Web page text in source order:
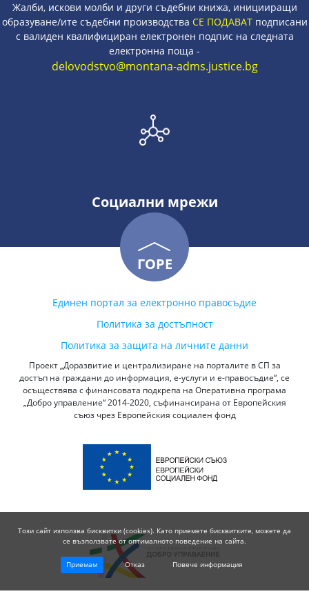
Жалби, искови молби и други съдебни книжа, иницииращи
образуване/ите съдебни производства СЕ ПОДАВАТподписани
с валиден квалифициран електронен подпис на следната
електронна поща -
delovodstvo@montana-adms.justice.bg
Социални мрежи
ГОРЕ
Единен портал за електронно правосъдие
Политика за достъпност
Политика за защита на личните данни
Проект „Доразвитие и централизиране на порталите в СП за
достъп на граждани до информация, е-услуги и е-правосъдие“, се
осъществява с финансовата подкрепа на Оперативна програма
„Добро управление“ 2014-2020, съфинансирана от Европейския
съюз чрез Европейския социален фонд
Този сайт използва бисквитки (cookies). Като приемете бисквитките, можете да
се възползвате от оптималното поведение на сайта.
Приемам Отказ Повече информация